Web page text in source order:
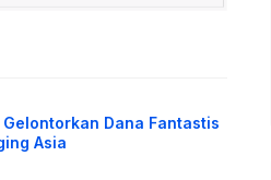
Dana Fantastis
Asia